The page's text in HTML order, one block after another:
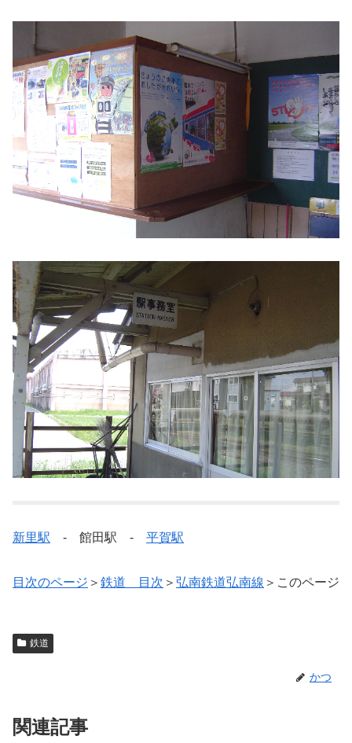
新里駅 - 館田駅 - 平賀駅
目次のページ ＞ 鉄道 目次 ＞ 弘南鉄道弘南線 ＞このページ
鉄道
かつ
関連記事